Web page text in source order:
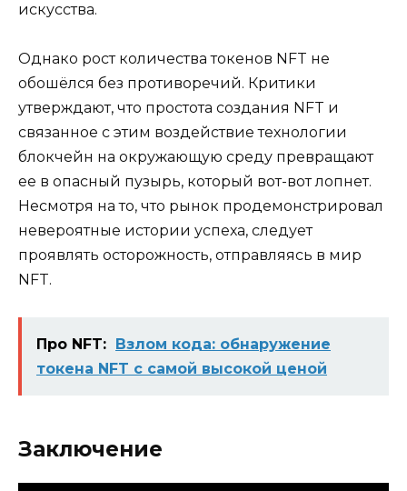
искусства.
Однако рост количества токенов NFT не
обошёлся без противоречий. Критики
утверждают, что простота создания NFT и
связанное с этим воздействие технологии
блокчейн на окружающую среду превращают
ее в опасный пузырь, который вот-вот лопнет.
Несмотря на то, что рынок продемонстрировал
невероятные истории успеха, следует
проявлять осторожность, отправляясь в мир
NFT.
Про NFT: Взлом кода: обнаружение
токена NFT с самой высокой ценой
Заключение